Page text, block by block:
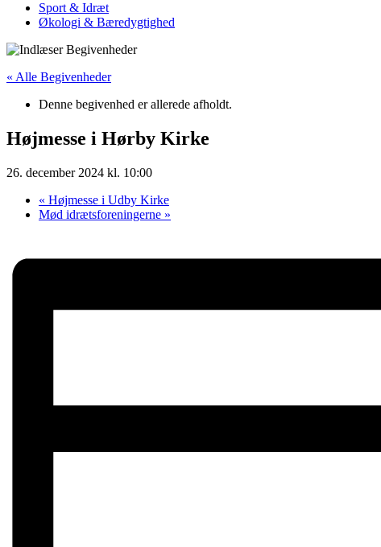
Sport & Idræt
Økologi & Bæredygtighed
« Alle Begivenheder
Denne begivenhed er allerede afholdt.
Højmesse i Hørby Kirke
26. december 2024 kl. 10:00
« Højmesse i Udby Kirke
Mød idrætsforeningerne »